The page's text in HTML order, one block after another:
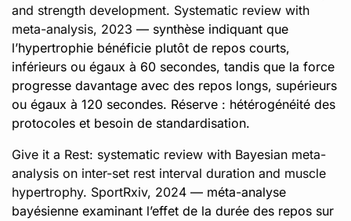
and strength development. Systematic review with
meta-analysis, 2023 — synthèse indiquant que
l’hypertrophie bénéficie plutôt de repos courts,
inférieurs ou égaux à 60 secondes, tandis que la force
progresse davantage avec des repos longs, supérieurs
ou égaux à 120 secondes. Réserve : hétérogénéité des
protocoles et besoin de standardisation.
Give it a Rest: systematic review with Bayesian meta-
analysis on inter-set rest interval duration and muscle
hypertrophy. SportRxiv, 2024 — méta-analyse
bayésienne examinant l’effet de la durée des repos sur